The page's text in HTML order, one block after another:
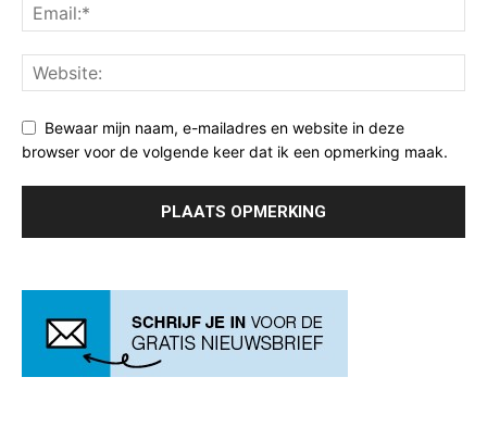
Bewaar mijn naam, e-mailadres en website in deze
browser voor de volgende keer dat ik een opmerking maak.